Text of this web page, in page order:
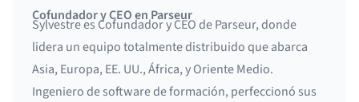
Cofundador y CEO en Parseur
Sylvestre es Cofundador y CEO de Parseur, donde
lidera un equipo totalmente distribuido que abarca
Asia, Europa, EE. UU., África, y Oriente Medio.
Ingeniero de software de formación, perfeccionó sus